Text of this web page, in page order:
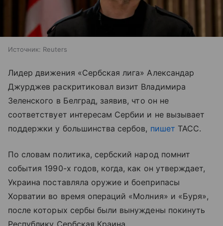
Источник: Reuters
Лидер движения «Сербская лига» Александар
Джурджев раскритиковал визит Владимира
Зеленского в Белград, заявив, что он не
соответствует интересам Сербии и не вызывает
поддержки у большинства сербов, пишет ТАСС.
По словам политика, сербский народ помнит
события 1990-х годов, когда, как он утверждает,
Украина поставляла оружие и боеприпасы
Хорватии во время операций «Молния» и «Буря»,
после которых сербы были вынуждены покинуть
Республику Сербская Краина.